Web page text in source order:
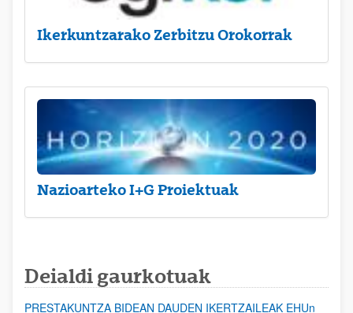
Ikerkuntzarako Zerbitzu Orokorrak
Nazioarteko I+G Proiektuak
Deialdi gaurkotuak
PRESTAKUNTZA BIDEAN DAUDEN IKERTZAILEAK EHUn